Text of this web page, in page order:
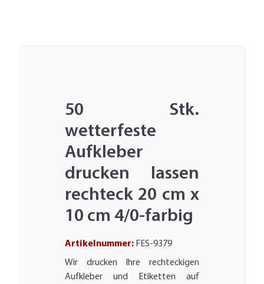
50 Stk.
wetterfeste
Aufkleber
drucken lassen
rechteck 20 cm x
10 cm 4/0-farbig
Artikelnummer: FES-9379
Wir drucken Ihre rechteckigen
Aufkleber und Etiketten auf